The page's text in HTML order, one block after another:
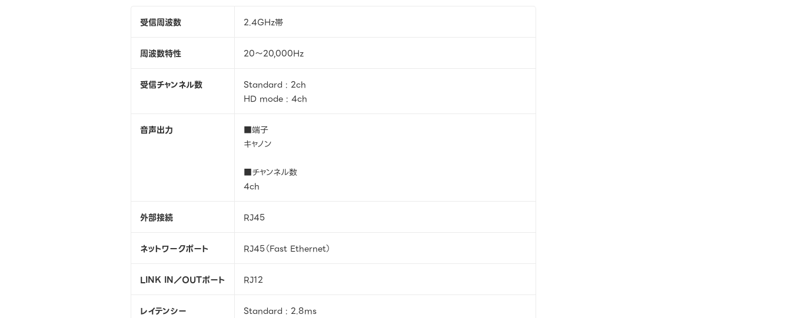
受信周波数 2.4GHz帯
周波数特性 20～20,000Hz
受信チャンネル数
Standard : 2ch
HD mode : 4ch
音声出力
■端子
キャノン
■チャンネル数
4ch
外部接続 RJ45
ネットワークポート RJ45（Fast Ethernet）
LINK IN／OUTポート RJ12
レイテンシー
Standard : 2.8ms